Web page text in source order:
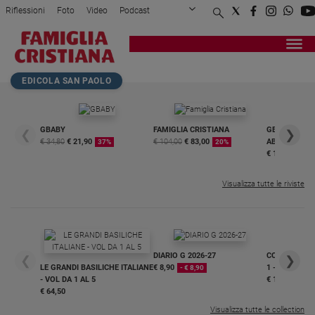
Attualità
Italia
Cronaca
Mondo
Economia
Interviste
Papa
Riflessioni Foto Video Podcast
Privacy Policy Chi siamo
Registrati Redazione
Home page>Riflessioni>Rito romano
EDICOLA SAN PAOLO
❮
GBABY
€ 34,80 € 21,90 37%
FAMIGLIA CRISTIANA
€ 104,00 € 83,00 20%
GBABY
€ 16,99
❯
Visualizza tutte le riviste
❮
LE GRANDI BASILICHE ITALIANE
- VOL DA 1 AL 5
€ 64,50
DIARIO G 2026-27
€ 8,90
- € 8,90
COLLANA
1 - 2
€ 18,50
❯
Visualizza tutte le collection